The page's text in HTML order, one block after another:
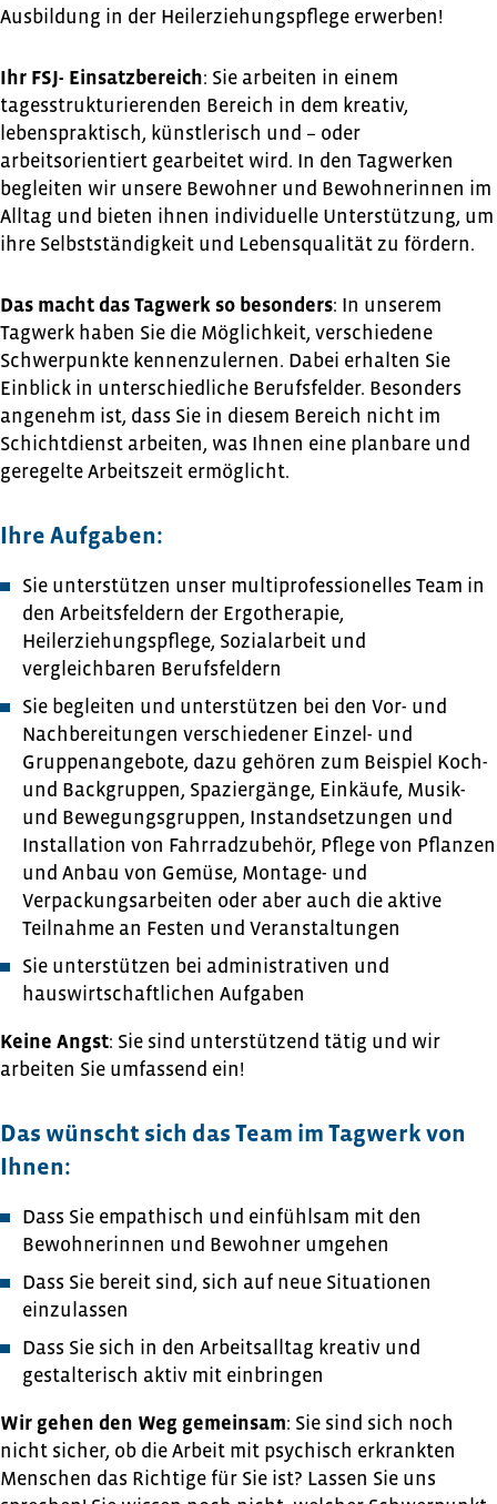
Ausbildung in der Heilerziehungspflege erwerben!
Ihr FSJ- Einsatzbereich: Sie arbeiten in einem
tagesstrukturierenden Bereich in dem kreativ,
lebenspraktisch, künstlerisch und – oder
arbeitsorientiert gearbeitet wird. In den Tagwerken
begleiten wir unsere Bewohner und Bewohnerinnen im
Alltag und bieten ihnen individuelle Unterstützung, um
ihre Selbstständigkeit und Lebensqualität zu fördern.
Das macht das Tagwerk so besonders: In unserem
Tagwerk haben Sie die Möglichkeit, verschiedene
Schwerpunkte kennenzulernen. Dabei erhalten Sie
Einblick in unterschiedliche Berufsfelder. Besonders
angenehm ist, dass Sie in diesem Bereich nicht im
Schichtdienst arbeiten, was Ihnen eine planbare und
geregelte Arbeitszeit ermöglicht.
Ihre Aufgaben:
Sie unterstützen unser multiprofessionelles Team in
den Arbeitsfeldern der Ergotherapie,
Heilerziehungspflege, Sozialarbeit und
vergleichbaren Berufsfeldern
Sie begleiten und unterstützen bei den Vor- und
Nachbereitungen verschiedener Einzel- und
Gruppenangebote, dazu gehören zum Beispiel Koch-
und Backgruppen, Spaziergänge, Einkäufe, Musik-
und Bewegungsgruppen, Instandsetzungen und
Installation von Fahrradzubehör, Pflege von Pflanzen
und Anbau von Gemüse, Montage- und
Verpackungsarbeiten oder aber auch die aktive
Teilnahme an Festen und Veranstaltungen
Sie unterstützen bei administrativen und
hauswirtschaftlichen Aufgaben
Keine Angst: Sie sind unterstützend tätig und wir
arbeiten Sie umfassend ein!
Das wünscht sich das Team im Tagwerk von
Ihnen:
Dass Sie empathisch und einfühlsam mit den
Bewohnerinnen und Bewohner umgehen
Dass Sie bereit sind, sich auf neue Situationen
einzulassen
Dass Sie sich in den Arbeitsalltag kreativ und
gestalterisch aktiv mit einbringen
Wir gehen den Weg gemeinsam: Sie sind sich noch
nicht sicher, ob die Arbeit mit psychisch erkrankten
Menschen das Richtige für Sie ist? Lassen Sie uns